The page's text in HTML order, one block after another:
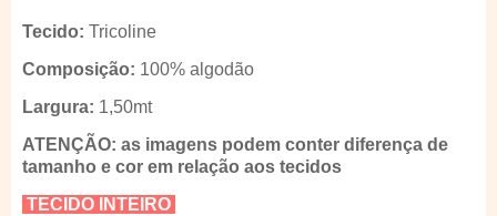
Tecido: Tricoline
Composição: 100% algodão
Largura: 1,50mt
ATENÇÃO: as imagens podem conter diferença de
tamanho e cor em relação aos tecidos
TECIDO INTEIRO